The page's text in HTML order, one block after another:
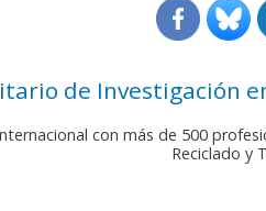
de Investigación
con más de 500
Reciclado y